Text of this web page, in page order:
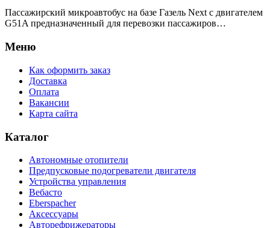
Пассажирский микроавтобус на базе Газель Next с двигателем
G51A предназначенный для перевозки пассажиров…
Меню
Как оформить заказ
Доставка
Оплата
Вакансии
Карта сайта
Каталог
Автономные отопители
Предпусковые подогреватели двигателя
Устройства управления
Вебасто
Eberspacher
Аксессуары
Авторефрижераторы